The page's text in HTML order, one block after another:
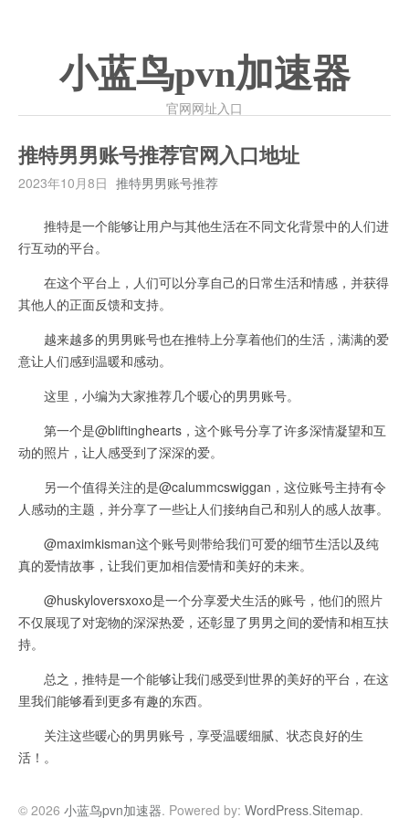
小蓝鸟pvn加速器
官网网址入口
推特男男账号推荐官网入口地址
2023年10月8日 推特男男账号推荐
推特是一个能够让用户与其他生活在不同文化背景中的人们进
行互动的平台。
在这个平台上，人们可以分享自己的日常生活和情感，并获得
其他人的正面反馈和支持。
越来越多的男男账号也在推特上分享着他们的生活，满满的爱
意让人们感到温暖和感动。
这里，小编为大家推荐几个暖心的男男账号。
第一个是@bliftinghearts，这个账号分享了许多深情凝望和互
动的照片，让人感受到了深深的爱。
另一个值得关注的是@calummcswiggan，这位账号主持有令
人感动的主题，并分享了一些让人们接纳自己和别人的感人故事。
@maximkisman这个账号则带给我们可爱的细节生活以及纯
真的爱情故事，让我们更加相信爱情和美好的未来。
@huskyloversxoxo是一个分享爱犬生活的账号，他们的照片
不仅展现了对宠物的深深热爱，还彰显了男男之间的爱情和相互扶
持。
总之，推特是一个能够让我们感受到世界的美好的平台，在这
里我们能够看到更多有趣的东西。
关注这些暖心的男男账号，享受温暖细腻、状态良好的生
活！。
© 2026 小蓝鸟pvn加速器. Powered by: WordPress.Sitemap.